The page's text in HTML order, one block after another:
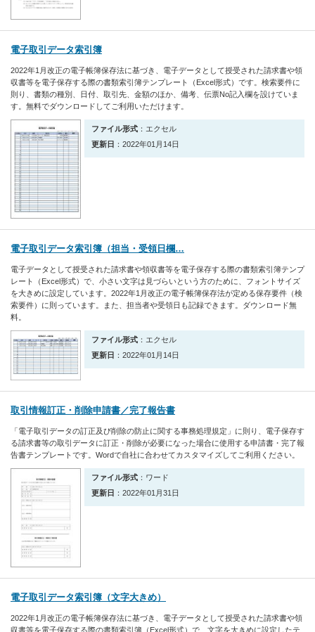
電子取引データ索引簿
2022年1月改正の電子帳簿保存法に基づき、電子データとして授受された請求書や領
収書等を電子保存する際の書類索引簿テンプレート（Excel形式）です。検索要件に
則り、書類の種別、日付、取引先、金額のほか、備考、伝票No記入欄を設けていま
す。無料でダウンロードしてご利用いただけます。
ファイル形式 ：エクセル
更新日 ：2022年01月14日
電子取引データ索引簿（担当・受領日欄…
電子データとして授受された請求書や領収書等を電子保存する際の書類索引簿テンプ
レート（Excel形式）で、小さい文字は見づらいという方のために、フォントサイズ
を大きめに設定しています。2022年1月改正の電子帳簿保存法が定める保存要件（検
索要件）に則っています。また、担当者や受領日も記録できます。ダウンロード無
料。
ファイル形式 ：エクセル
更新日 ：2022年01月14日
取引情報訂正・削除申請書／完了報告書
「電子取引データの訂正及び削除の防止に関する事務処理規定」に則り、電子保存す
る請求書等の取引データに訂正・削除が必要になった場合に使用する申請書・完了報
告書テンプレートです。Wordで自社に合わせてカスタマイズしてご利用ください。
ファイル形式 ：ワード
更新日 ：2022年01月31日
電子取引データ索引簿（文字大きめ）
2022年1月改正の電子帳簿保存法に基づき、電子データとして授受された請求書や領
収書等を電子保存する際の書類索引簿（Excel形式）で、文字を大きめに設定したテ